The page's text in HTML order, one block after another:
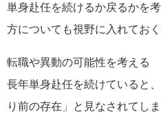
単身赴任を続けるか戻るかを
方についても視野に入れておく
転職や異動の可能性を考える
長年単身赴任を続けていると
り前の存在」と見なされてし